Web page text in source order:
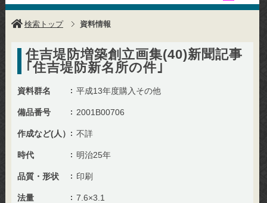
検索トップ 資料情報
住吉堤防増築創立画集(40)新聞記事
｢住吉堤防新名所の件｣
資料群名 平成13年度購入その他
備品番号 2001B00706
作成など(人） 不詳
時代 明治25年
品質・形状 印刷
法量 7.6×3.1